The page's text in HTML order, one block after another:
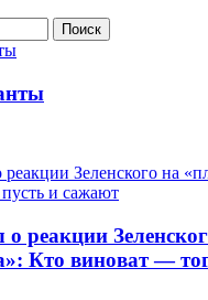
Поиск
реакции
Кто виноват —